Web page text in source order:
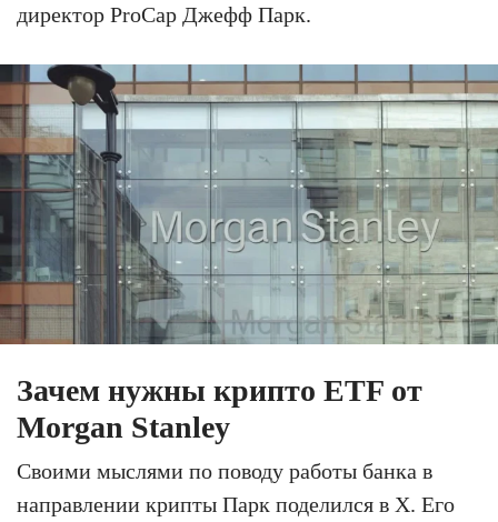
директор ProCap Джефф Парк.
Зачем нужны крипто ETF от
Morgan Stanley
Своими мыслями по поводу работы банка в
направлении крипты Парк поделился в X. Его